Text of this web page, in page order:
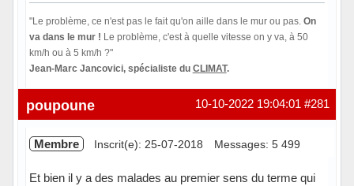
"Le problème, ce n'est pas le fait qu'on aille dans le mur ou pas. On
va dans le mur ! Le problème, c'est à quelle vitesse on y va, à 50
km/h ou à 5 km/h ?"
Jean-Marc Jancovici, spécialiste du CLIMAT.
Hors ligne #281
10-10-2022 19:04:01
poupoune
Membre Inscrit(e): 25-07-2018 Messages: 5 499
Et bien il y a des malades au premier sens du terme qui